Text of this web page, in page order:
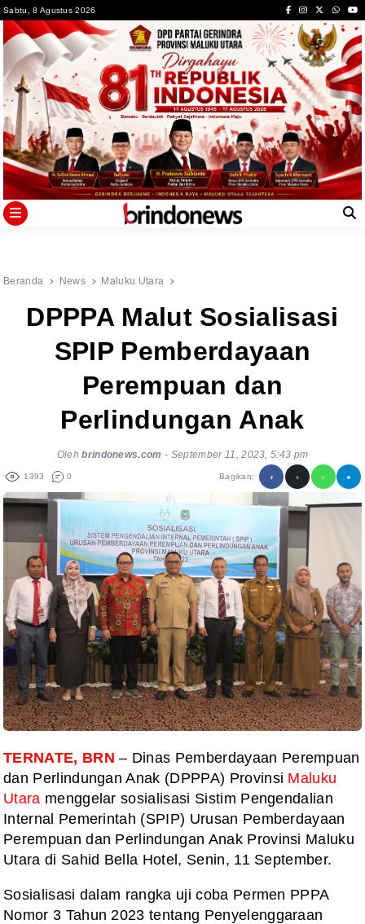
to
content
Sabtu, 8 Agustus 2026
Beranda News Maluku Utara
DPPPA Malut Sosialisasi
SPIP Pemberdayaan
Perempuan dan
Perlindungan Anak
Olehbrindonews.com - September 11, 2023, 5:43 pm
1393 0 Bagikan:
TERNATE, BRN – Dinas Pemberdayaan Perempuan
dan Perlindungan Anak (DPPPA) Provinsi Maluku
Utara menggelar sosialisasi Sistim Pengendalian
Internal Pemerintah (SPIP) Urusan Pemberdayaan
Perempuan dan Perlindungan Anak Provinsi Maluku
Utara di Sahid Bella Hotel, Senin, 11 September.
Sosialisasi dalam rangka uji coba Permen PPPA
Nomor 3 Tahun 2023 tentang Penyelenggaraan